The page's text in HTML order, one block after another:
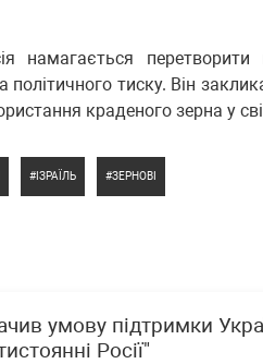
намагається перетворити
політичного тиску. Він
краденого зерна у
ІЗРАЇЛЬ ЗЕРНОВІ
умову підтримки
Росії"